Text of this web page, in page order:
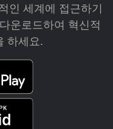
인 세계에 접근하기
운로드하여 혁신적
하세요.